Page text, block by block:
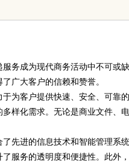
务成为现代商务活动中不可或
广大客户的信赖和赞誉。
于为客户提供快速、安全、可
样化需求。无论是商业文件、
先进的信息技术和智能管理系
服务的透明度和便捷性。此外
体系全解析